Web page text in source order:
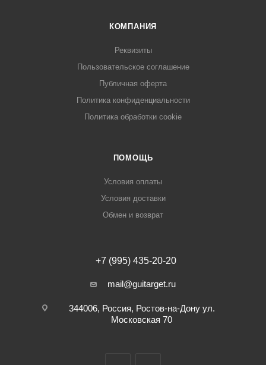
КОМПАНИЯ
Реквизиты
Пользовательское соглашение
Публичная оферта
Политика конфиденциальности
Политика обработки cookie
ПОМОЩЬ
Условия оплаты
Условия доставки
Обмен и возврат
+7 (995) 435-20-20
mail@guitarget.ru
344006, Россия, Ростов-на-Дону ул.
Московская 70